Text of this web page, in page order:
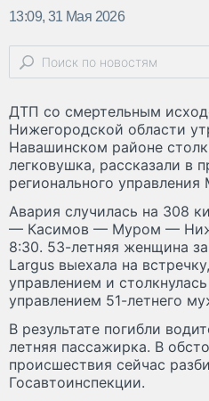
13:09, 31 Мая 2026
ДТП со смертельным
Нижегородской области
Навашинском районе
легковушка, рассказали в
регионального
Авария случилась на 308
— Касимов — Муром —
8:30. 53-летняя женщина
Largus выехала на
управлением и
управлением 51-летнего
В результате погибли
летняя пассажирка. В
происшествия сейчас
Госавтоинспекции.